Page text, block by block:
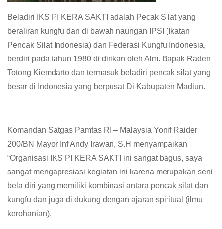
Beladiri IKS PI KERA SAKTI adalah Pecak Silat yang
beraliran kungfu dan di bawah naungan IPSI (Ikatan
Pencak Silat Indonesia) dan Federasi Kungfu Indonesia,
berdiri pada tahun 1980 di dirikan oleh Alm. Bapak Raden
Totong Kiemdarto dan termasuk beladiri pencak silat yang
besar di Indonesia yang berpusat Di Kabupaten Madiun.
Komandan Satgas Pamtas RI – Malaysia Yonif Raider
200/BN Mayor Inf Andy Irawan, S.H menyampaikan
“Organisasi IKS PI KERA SAKTI ini sangat bagus, saya
sangat mengapresiasi kegiatan ini karena merupakan seni
bela diri yang memiliki kombinasi antara pencak silat dan
kungfu dan juga di dukung dengan ajaran spiritual (ilmu
kerohanian).